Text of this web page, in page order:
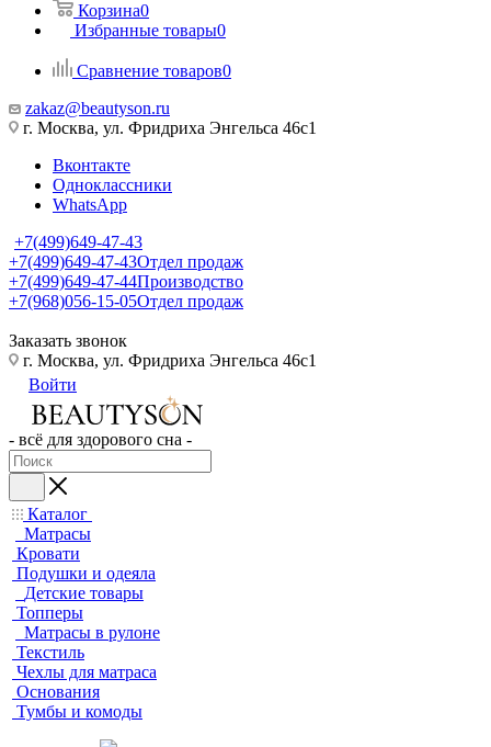
Корзина0
Избранные товары0
Сравнение товаров0
zakaz@beautyson.ru
г. Москва, ул. Фридриха Энгельса 46с1
Вконтакте
Одноклассники
WhatsApp
+7(499)649-47-43
+7(499)649-47-43Отдел продаж
+7(499)649-47-44Производство
+7(968)056-15-05Отдел продаж
Заказать звонок
г. Москва, ул. Фридриха Энгельса 46с1
Войти
- всё для здорового сна -
Каталог
Матрасы
Кровати
Подушки и одеяла
Детские товары
Топперы
Матрасы в рулоне
Текстиль
Чехлы для матраса
Основания
Тумбы и комоды